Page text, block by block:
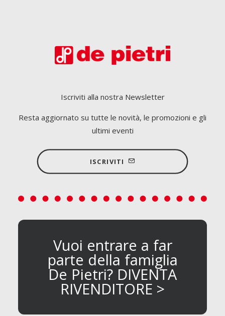
Hort Connections
aromatiche partecipa a Hort Connections in Australia
Iscriviti alla nostra Newsletter
Resta aggiornato su tutte le novità, le promozioni e gli
ultimi eventi
ISCRIVITI
Vuoi entrare a far
parte della famiglia
De Pietri? DIVENTA
RIVENDITORE >